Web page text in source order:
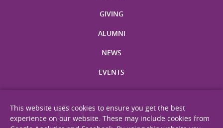
GIVING
ALUMNI
NEWS
EVENTS
This website uses cookies to ensure you get the best
experience on our website. These may include cookies from